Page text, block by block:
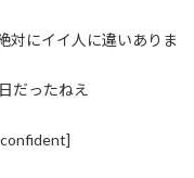
対にイイ人に違いありま
だったねえ